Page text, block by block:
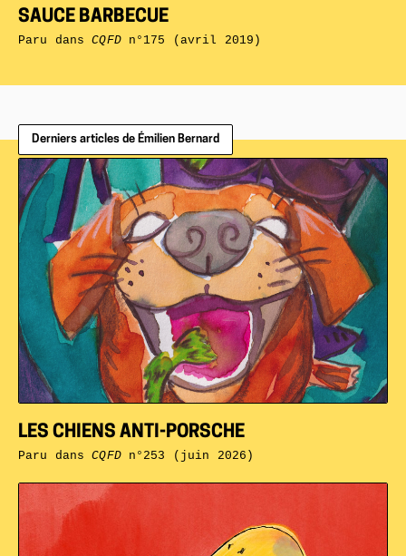
SAUCE BARBECUE
Paru dansCQFDn°175 (avril 2019)
Derniers articles de Émilien Bernard
LES CHIENS ANTI-PORSCHE
Paru dansCQFDn°253 (juin 2026)